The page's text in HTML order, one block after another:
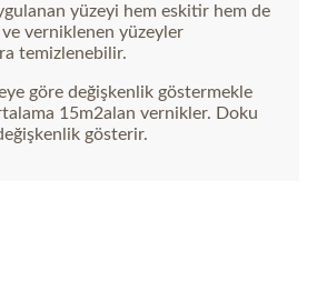
yüzeyi hem eskitir hem de
verniklenen yüzeyler
temizlenebilir.
göre değişkenlik göstermekle
15m2alan vernikler. Doku
gösterir.